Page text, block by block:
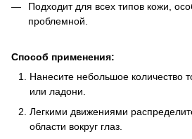
Подходит для всех типов кожи,
проблемной.
Способ применения:
Нанесите небольшое количество
или ладони.
Легкими движениями
области вокруг глаз.